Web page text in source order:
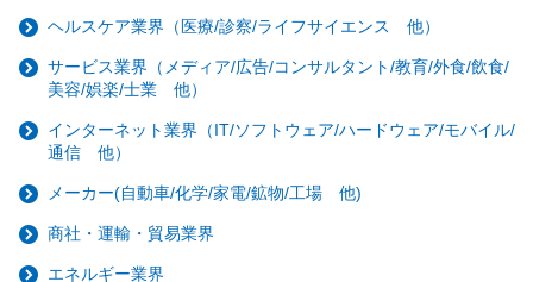
ヘルスケア業界（医療/診察/ライフサイエンス 他）
サービス業界（メディア/広告/コンサルタント/教育/外食/飲食/
美容/娯楽/士業 他）
インターネット業界（IT/ソフトウェア/ハードウェア/モバイル/
通信 他）
メーカー(自動車/化学/家電/鉱物/工場 他)
商社・運輸・貿易業界
エネルギー業界